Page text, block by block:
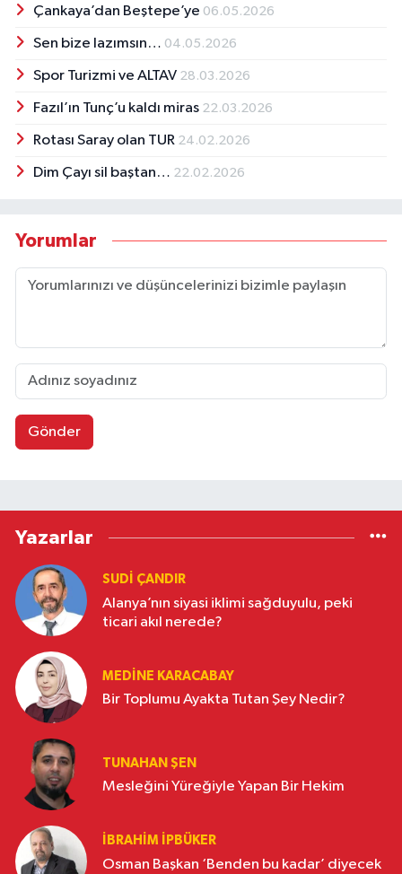
Çankaya’dan Beştepe’ye 06.05.2026
Sen bize lazımsın… 04.05.2026
Spor Turizmi ve ALTAV 28.03.2026
Fazıl’ın Tunç’u kaldı miras 22.03.2026
Rotası Saray olan TUR 24.02.2026
Dim Çayı sil baştan… 22.02.2026
Yorumlar
Gönder
Yazarlar
SUDI ÇANDIR
Alanya’nın siyasi iklimi sağduyulu, peki
ticari akıl nerede?
MEDINE KARACABAY
Bir Toplumu Ayakta Tutan Şey Nedir?
TUNAHAN ŞEN
Mesleğini Yüreğiyle Yapan Bir Hekim
İBRAHIM İPBÜKER
Osman Başkan ‘Benden bu kadar’ diyecek